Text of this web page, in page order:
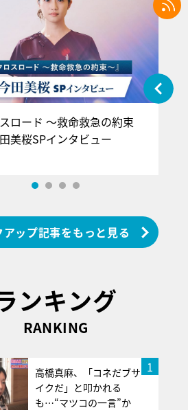
スロード ～救命救急の約束
美桜SPインタビュー
アップ記事をもっと見る
ンキング
RANKING
1
高橋真麻、「コネだブサ
イクだ」と叩かれる
も…“マツコの一言”か